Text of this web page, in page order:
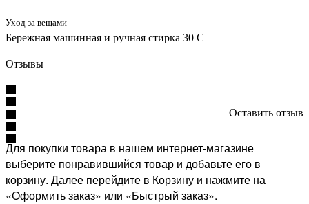
Уход за вещами
Бережная машинная и ручная стирка 30 С
Отзывы
Оставить отзыв
Для покупки товара в нашем интернет-магазине
выберите понравившийся товар и добавьте его в
корзину. Далее перейдите в Корзину и нажмите на
«Оформить заказ» или «Быстрый заказ».